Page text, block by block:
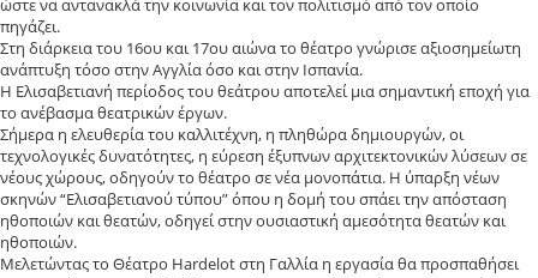
ώστε να αντανακλά την κοινωνία και τον πολιτισμό από τον οποίο
πηγάζει.
Στη διάρκεια του 16ου και 17ου αιώνα το θέατρο γνώρισε αξιοσημείωτη
ανάπτυξη τόσο στην Αγγλία όσο και στην Ισπανία.
Η Ελισαβετιανή περίοδος του θεάτρου αποτελεί μια σημαντική εποχή για
το ανέβασμα θεατρικών έργων.
Σήμερα η ελευθερία του καλλιτέχνη, η πληθώρα δημιουργών, οι
τεχνολογικές δυνατότητες, η εύρεση έξυπνων αρχιτεκτονικών λύσεων σε
νέους χώρους, οδηγούν το θέατρο σε νέα μονοπάτια. Η ύπαρξη νέων
σκηνών “Ελισαβετιανού τύπου” όπου η δομή του σπάει την απόσταση
ηθοποιών και θεατών, οδηγεί στην ουσιαστική αμεσότητα θεατών και
ηθοποιών.
Μελετώντας το Θέατρο Hardelot στη Γαλλία η εργασία θα προσπαθήσει